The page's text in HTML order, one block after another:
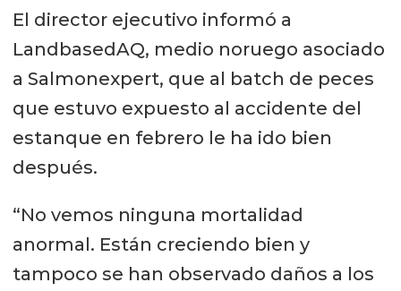
El director ejecutivo informó a
LandbasedAQ, medio noruego asociado
a Salmonexpert, que al batch de peces
que estuvo expuesto al accidente del
estanque en febrero le ha ido bien
después.
“No vemos ninguna mortalidad
anormal. Están creciendo bien y
tampoco se han observado daños a los